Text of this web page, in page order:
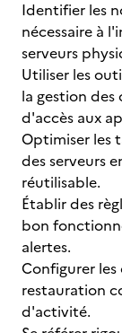
Identifier les
nécessaire à
serveurs
Utiliser les
la gestion
d'accès aux
Optimiser les
des serveurs
réutilisable.
Établir des
bon
alertes.
Configurer
restauration
d'activité.